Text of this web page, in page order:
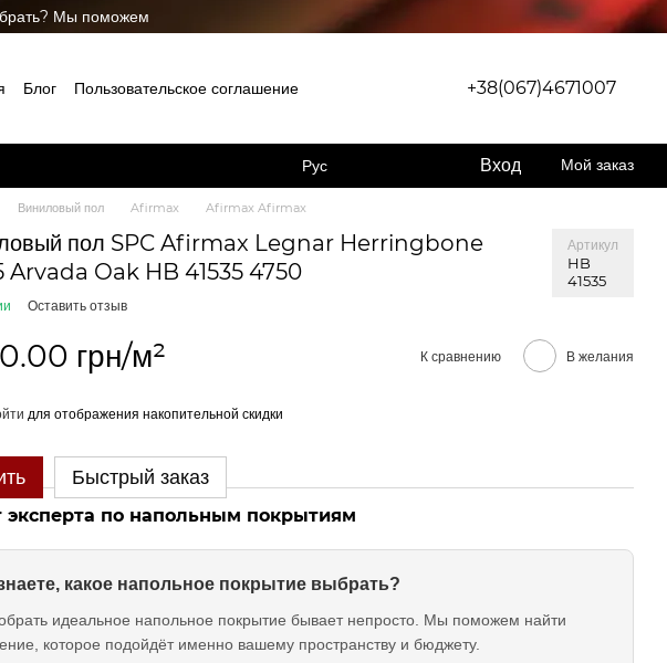
Мы поможем
Блог
Пользовательское соглашение
+38(067)4671007
Рус Вход Мой заказ
Виниловый пол Afirmax Afirmax Afirmax
пол SPC Afirmax Legnar Herringbone
Arvada Oak HB 41535 4750
Артикул
HB
41535
Оставить отзыв
грн/м² К сравнению В желания
для отображения накопительной скидки
Быстрый заказ
эксперта по напольным покрытиям
какое напольное покрытие выбрать?
идеальное напольное покрытие бывает непросто. Мы поможем найти
которое подойдёт именно вашему пространству и бюджету.